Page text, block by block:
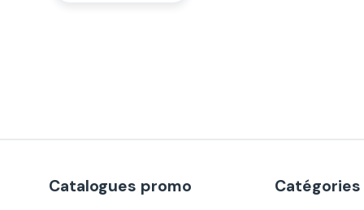
Catalogues promo Catégories